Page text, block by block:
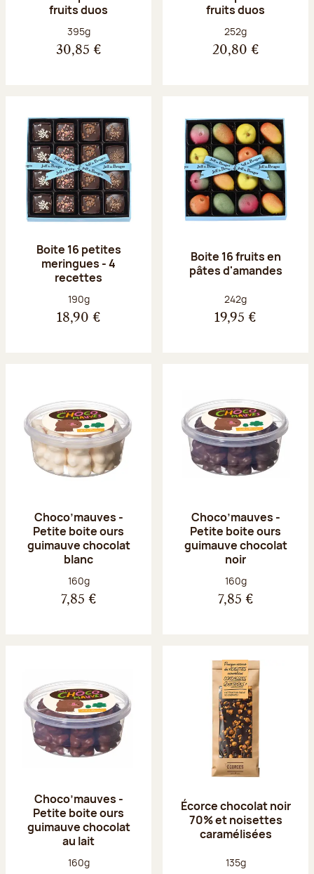
fruits duos
Poids net :
395g
30,85 €
fruits duos
Poids net :
252g
20,80 €
Boite 16 petites
meringues - 4
recettes
Poids net :
190g
18,90 €
Boite 16 fruits en
pâtes d'amandes
Poids net :
242g
19,95 €
Choco’mauves -
Petite boite ours
guimauve chocolat
blanc
Poids net :
160g
7,85 €
Choco’mauves -
Petite boite ours
guimauve chocolat
noir
Poids net :
160g
7,85 €
Choco’mauves -
Petite boite ours
guimauve chocolat
au lait
Poids net :
160g
Écorce chocolat noir
70% et noisettes
caramélisées
Poids net :
135g